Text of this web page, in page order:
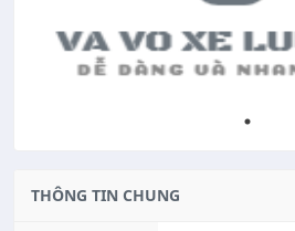
THÔNG TIN CHUNG